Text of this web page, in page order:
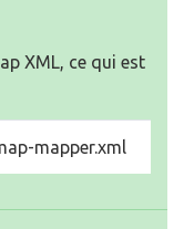
XML, ce qui est
mapper.xml